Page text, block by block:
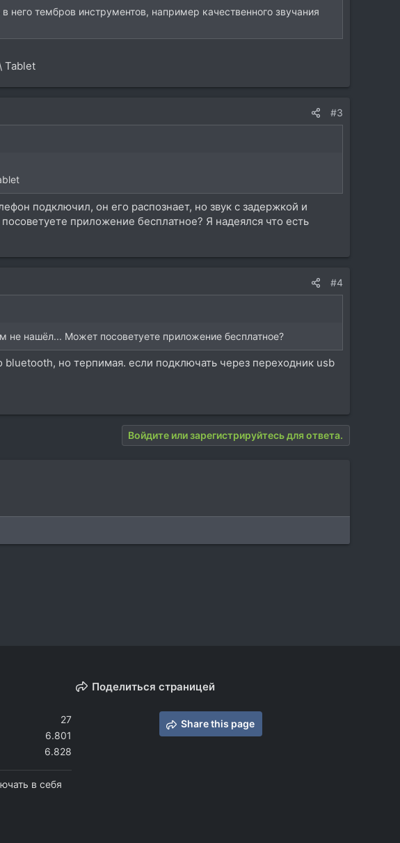
него тембров инструментов, например качественного звучания
Tablet
#3
подключил, он его распознает, но звук с задержкой и
приложение бесплатное? Я надеялся что есть
#4
не нашёл... Может посоветуете приложение бесплатное?
но терпимая. если подключать через переходник usb
Войдите или зарегистрируйтесь для ответа.
27
6.801
6.828
в себя
Поделиться страницей
Share this page